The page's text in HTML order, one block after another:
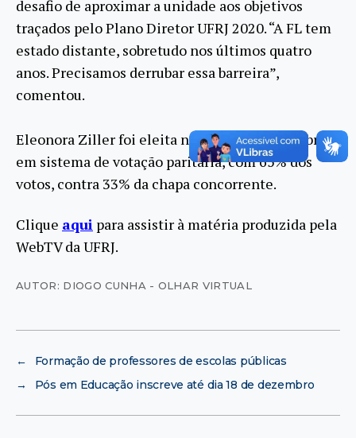
desafio de aproximar a unidade aos objetivos
traçados pelo Plano Diretor UFRJ 2020. “A FL tem
estado distante, sobretudo nos últimos quatro
anos. Precisamos derrubar essa barreira”,
comentou.
Eleonora Ziller foi eleita no dia 27 de novembro,
em sistema de votação paritária, com 65% dos
votos, contra 33% da chapa concorrente.
Clique aqui para assistir à matéria produzida pela
WebTV da UFRJ.
AUTOR: DIOGO CUNHA - OLHAR VIRTUAL
←
Formação de professores de escolas públicas
→
Pós em Educação inscreve até dia 18 de dezembro